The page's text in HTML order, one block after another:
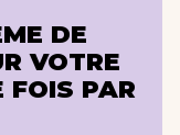
DE
VOTRE
FOIS PAR